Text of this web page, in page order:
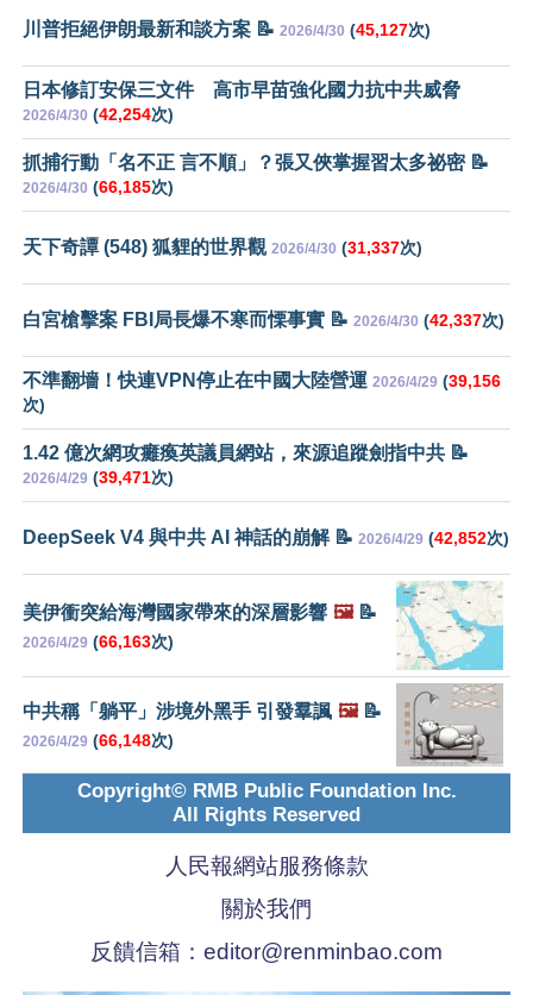
川普拒絕伊朗最新和談方案 📝 2026/4/30 (45,127次)
日本修訂安保三文件 高市早苗強化國力抗中共威脅
2026/4/30 (42,254次)
抓捕行動「名不正 言不順」？張又俠掌握習太多祕密 📝
2026/4/30 (66,185次)
天下奇譚 (548) 狐貍的世界觀 2026/4/30 (31,337次)
白宮槍擊案 FBI局長爆不寒而慄事實 📝 2026/4/30 (42,337次)
不準翻墻！快連VPN停止在中國大陸營運 2026/4/29 (39,156
次)
1.42 億次網攻癱瘓英議員網站，來源追蹤劍指中共 📝
2026/4/29 (39,471次)
DeepSeek V4 與中共 AI 神話的崩解 📝 2026/4/29 (42,852次)
美伊衝突給海灣國家帶來的深層影響 🖼️📝
2026/4/29 (66,163次)
中共稱「躺平」涉境外黑手 引發羣諷 🖼️📝
2026/4/29 (66,148次)
Copyright© RMB Public Foundation Inc.
All Rights Reserved
人民報網站服務條款
關於我們
反饋信箱： editor@renminbao.com